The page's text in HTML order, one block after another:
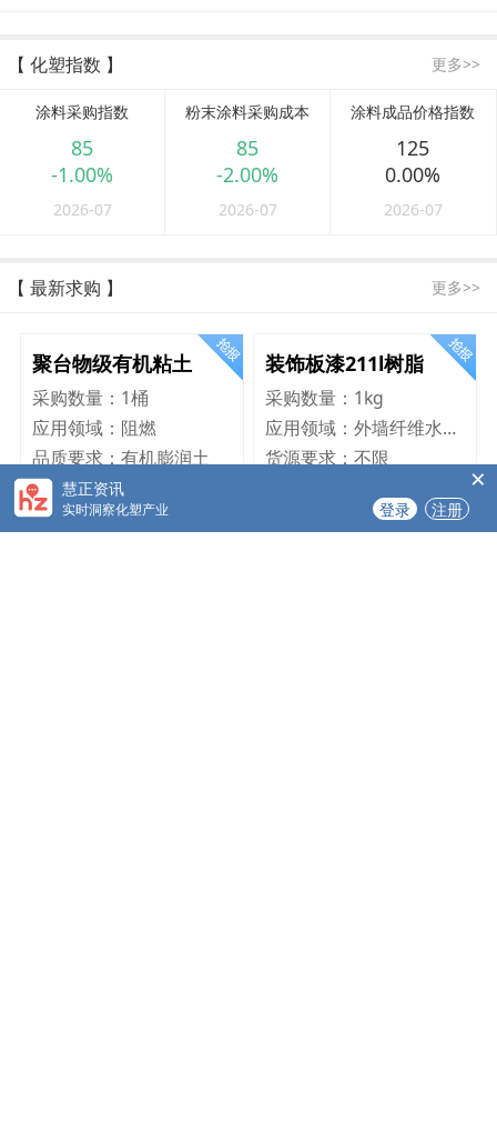
【 化塑指数 】 更多>>
涂料采购指数
85
-1.00%
2026-07
粉末涂料采购成本
85
-2.00%
2026-07
涂料成品价格指数
125
0.00%
2026-07
【 最新求购 】 更多>>
聚台物级有机粘土
采购数量： 1桶
应用领域： 阻燃
品质要求：有机膨润土
货源要求：不限
装饰板漆211l树脂
采购数量： 1kg
应用领域：
外墙纤维水泥板
货源要求：不限
慧正资讯
实时洞察化塑产业 登录 注册
×